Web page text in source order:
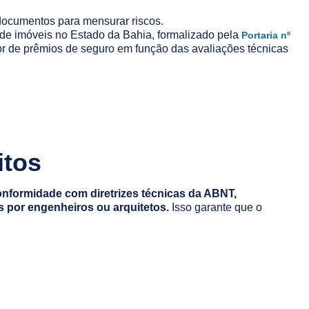
para mensurar riscos.
imóveis no Estado da Bahia, formalizado pela Portaria nº
prêmios de seguro em função das avaliações técnicas
com diretrizes técnicas da ABNT,
por engenheiros ou arquitetos. Isso garante que o